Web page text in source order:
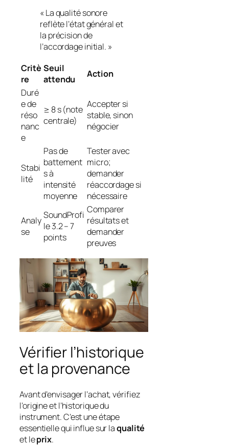
« La qualité sonore
reflète l’état général et
la précision de
l’accordage initial. »
Critè
re
Seuil
attendu
Action
Duré
e de
réso
nanc
e
≥ 8 s (note
centrale)
Accepter si
stable, sinon
négocier
Stabi
lité
Pas de
battement
s à
intensité
moyenne
Tester avec
micro;
demander
réaccordage si
nécessaire
Analy
se
SoundProfi
le 3.2 – 7
points
Comparer
résultats et
demander
preuves
Vérifier l’historique
et la provenance
Avant d’envisager l’achat, vérifiez
l’origine et l’historique du
instrument. C’est une étape
essentielle qui influe sur laqualité
et leprix.